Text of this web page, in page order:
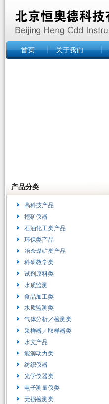
首页 关于我们
产品分类
高科技产品
挖矿仪器
石油化工类产品
环保类产品
冶金煤矿类产品
科研教学类
试剂原料类
水质监测
食品加工类
水质监测类
气体分析／检测类
采样器／取样器类
水文产品
能源动力类
纺织仪器
光学仪器类
电子测量仪类
无损检测类